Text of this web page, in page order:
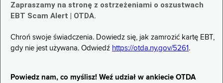
Zapraszamy na stronę z ostrzeżeniami o oszustwach
EBT Scam Alert | OTDA.
Chroń swoje świadczenia. Dowiedz się, jak zamrozić kartę EBT,
gdy nie jest używana. Odwiedź https://otda.ny.gov/5261 .
Powiedz nam, co myślisz! Weź udział w ankiecie OTDA